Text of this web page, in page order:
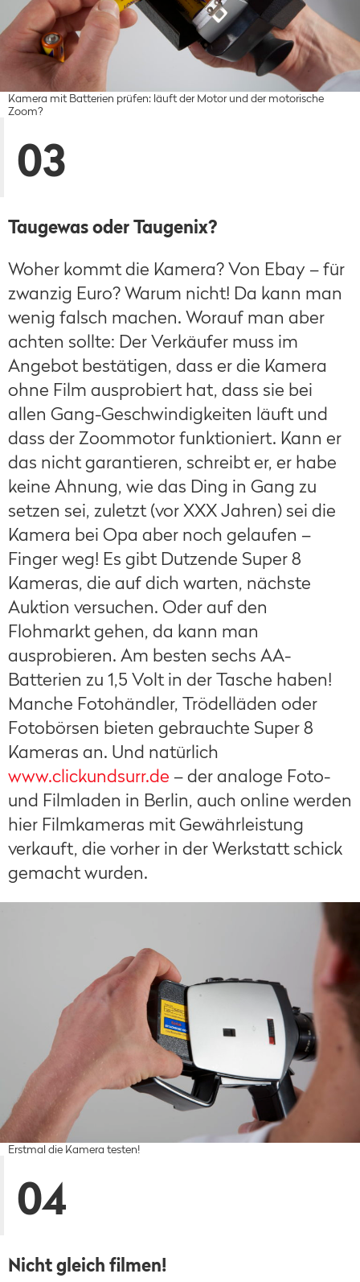
Kamera mit Batterien prüfen: läuft der Motor und der motorische
Zoom?
03
Taugewas oder Taugenix?
Woher kommt die Kamera? Von Ebay – für
zwanzig Euro? Warum nicht! Da kann man
wenig falsch machen. Worauf man aber
achten sollte: Der Verkäufer muss im
Angebot bestätigen, dass er die Kamera
ohne Film ausprobiert hat, dass sie bei
allen Gang-Geschwindigkeiten läuft und
dass der Zoommotor funktioniert. Kann er
das nicht garantieren, schreibt er, er habe
keine Ahnung, wie das Ding in Gang zu
setzen sei, zuletzt (vor XXX Jahren) sei die
Kamera bei Opa aber noch gelaufen –
Finger weg! Es gibt Dutzende Super 8
Kameras, die auf dich warten, nächste
Auktion versuchen. Oder auf den
Flohmarkt gehen, da kann man
ausprobieren. Am besten sechs AA-
Batterien zu 1,5 Volt in der Tasche haben!
Manche Fotohändler, Trödelläden oder
Fotobörsen bieten gebrauchte Super 8
Kameras an. Und natürlich
www.clickundsurr.de – der analoge Foto-
und Filmladen in Berlin, auch online werden
hier Filmkameras mit Gewährleistung
verkauft, die vorher in der Werkstatt schick
gemacht wurden.
Erstmal die Kamera testen!
04
Nicht gleich filmen!